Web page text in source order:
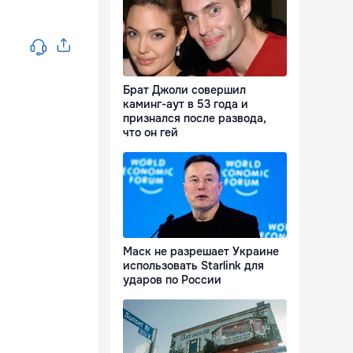
Брат Джоли совершил
каминг-аут в 53 года и
признался после развода,
что он гей
Маск не разрешает Украине
использовать Starlink для
ударов по России